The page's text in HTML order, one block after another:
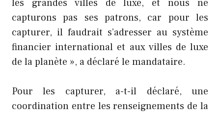
les grandes villes de luxe, et nous ne
capturons pas ses patrons, car pour les
capturer, il faudrait s’adresser au système
financier international et aux villes de luxe
de la planète », a déclaré le mandataire.
Pour les capturer, a-t-il déclaré, une
coordination entre les renseignements de la